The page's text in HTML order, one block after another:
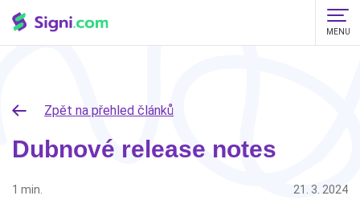
MENU
Zpět na přehled článků
Dubnové release notes
1 min. 21. 3. 2024